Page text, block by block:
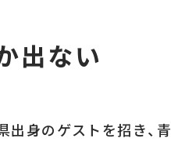
出ない
出身のゲストを招き、